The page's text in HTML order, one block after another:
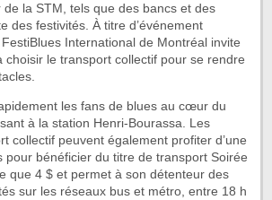
de la STM, tels que des bancs et des
des festivités. À titre d’événement
International de Montréal invite
choisir le transport collectif pour se rendre
les fans de blues au cœur du
à la station Henri-Bourassa. Les
collectif peuvent également profiter d’une
pour bénéficier du titre de transport Soirée
que 4 $ et permet à son détenteur des
sur les réseaux bus et métro, entre 18 h